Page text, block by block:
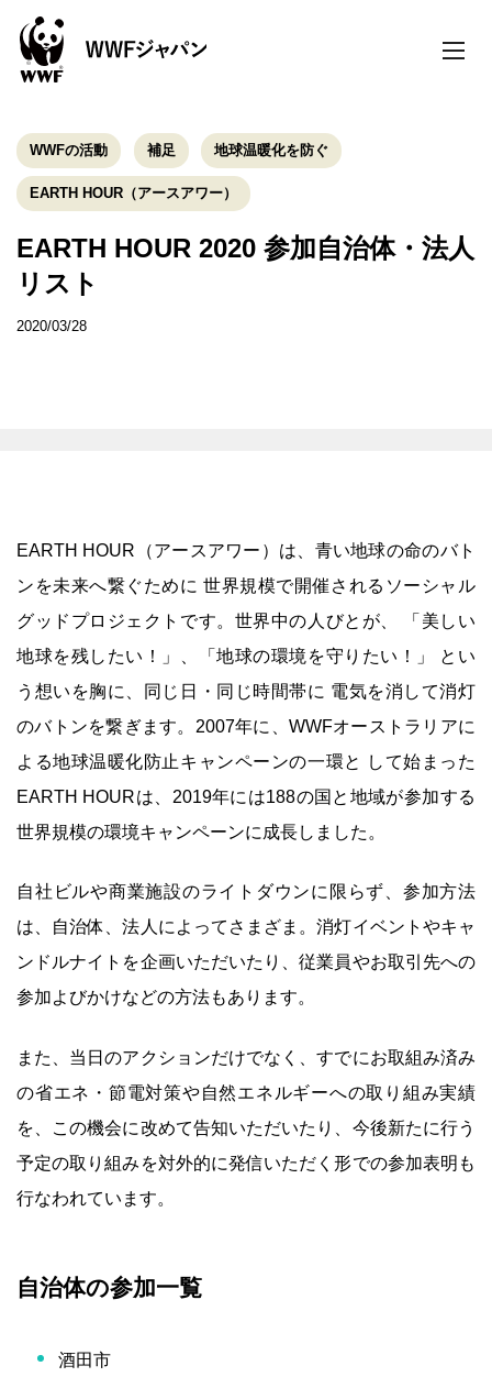
toggle
WWFの活動 補足 地球温暖化を防ぐ
EARTH HOUR（アースアワー）
EARTH HOUR 2020 参加自治体・法人
リスト
2020/03/28
EARTH HOUR（アースアワー）は、青い地球の命のバト
ンを未来へ繋ぐために 世界規模で開催されるソーシャル
グッドプロジェクトです。世界中の人びとが、 「美しい
地球を残したい！」、「地球の環境を守りたい！」 とい
う想いを胸に、同じ日・同じ時間帯に 電気を消して消灯
のバトンを繋ぎます。2007年に、WWFオーストラリアに
よる地球温暖化防止キャンペーンの一環と して始まった
EARTH HOURは、2019年には188の国と地域が参加する
世界規模の環境キャンペーンに成長しました。
自社ビルや商業施設のライトダウンに限らず、参加方法
は、自治体、法人によってさまざま。消灯イベントやキャ
ンドルナイトを企画いただいたり、従業員やお取引先への
参加よびかけなどの方法もあります。
また、当日のアクションだけでなく、すでにお取組み済み
の省エネ・節電対策や自然エネルギーへの取り組み実績
を、この機会に改めて告知いただいたり、今後新たに行う
予定の取り組みを対外的に発信いただく形での参加表明も
行なわれています。
自治体の参加一覧
酒田市